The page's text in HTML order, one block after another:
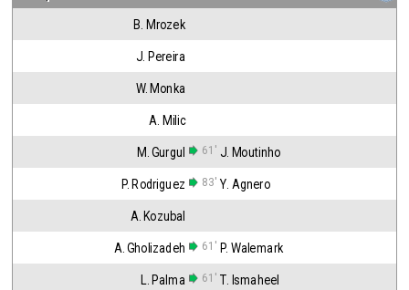
B. Mrozek
J. Pereira
W. Monka
A. Milic
M. Gurgul 61' J. Moutinho
P. Rodriguez 83' Y. Agnero
A. Kozubal
A. Gholizadeh 61' P. Walemark
L. Palma 61' T. Ismaheel